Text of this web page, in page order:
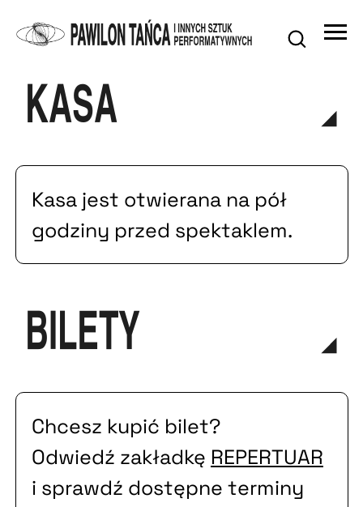
KASA
Kasa jest otwierana na pół
godziny przed spektaklem.
BILETY
Chcesz kupić bilet?
Odwiedź zakładkę REPERTUAR
i sprawdź dostępne terminy